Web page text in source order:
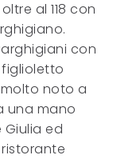
al 118 con
con
noto a
una mano
ed